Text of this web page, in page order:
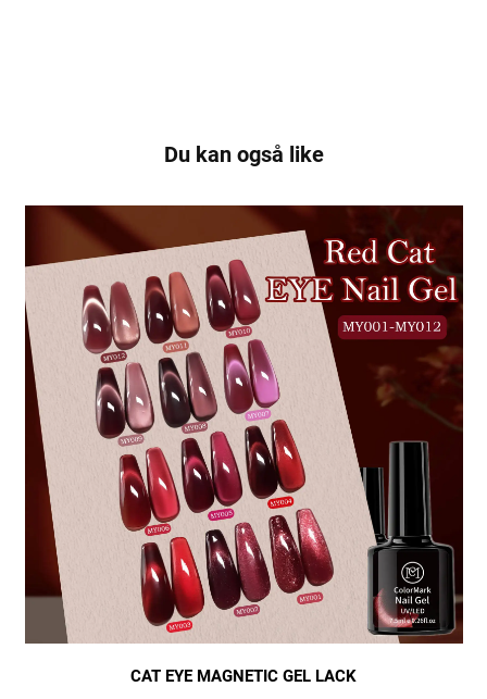
Du kan også like
CAT EYE MAGNETIC GEL LACK